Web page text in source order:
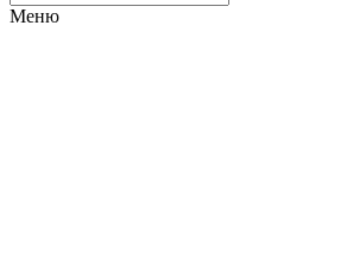
Меню